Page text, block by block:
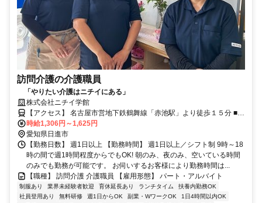
訪問介護の介護職員
「やりたい介護はニチイにある」
株式会社ニチイ学館
【アクセス】 名古屋市営地下鉄鶴舞線「赤池駅」より徒歩１５分 ■住
所 愛知県 日進市 浅田平子一丁目110番地 ■アクセス 名古屋市営地下
鉄鶴舞線「赤池駅」より徒歩１５分
時給1,306円～1,625円
愛知県日進市
【勤務日数】 週1日以上 【勤務時間】 週1日以上／シフト制 9時～18
時の間で週1時間程度からでもOK! 朝のみ、夜のみ、空いている時間
のみでも勤務が可能です。 お伺いするお客様により勤務時間は...
【職種】 訪問介護 介護職員 【雇用形態】 パート・アルバイト
制服あり 業界未経験者歓迎 育休延長あり ランチタイム
扶養内勤務OK
社員登用あり
無料研修 週1日からOK 副業・WワークOK
1日4時間以内OK